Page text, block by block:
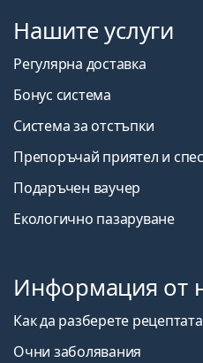
Нашите услуги
Регулярна доставка
Бонус система
Система за отстъпки
Препоръчай приятел и
Подаръчен ваучер
Екологично пазаруване
Информация от
Как да разберете
Очни заболявания